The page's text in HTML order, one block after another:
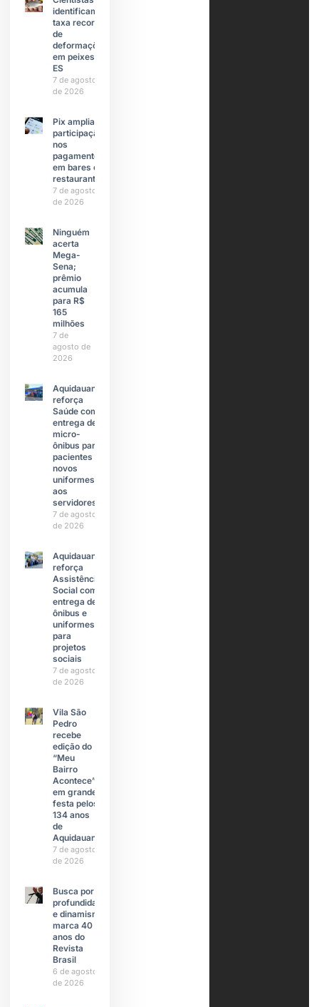
identificam
taxa recorde
de
deformações
em peixes do
ES
7 de agosto
de 2026
Pix amplia
participação
nos
pagamentos
em bares e
restaurantes
7 de agosto
de 2026
Ninguém
acerta
Mega-
Sena;
prêmio
acumula
para R$
165
milhões
7 de
agosto de
2026
Aquidauana
reforça
Saúde com
entrega de
micro-
ônibus para
pacientes e
novos
uniformes
aos
servidores
7 de agosto
de 2026
Aquidauana
reforça
Assistência
Social com
entrega de
ônibus e
uniformes
para
projetos
sociais
7 de agosto
de 2026
Vila São
Pedro
recebe
edição do
“Meu
Bairro
Acontece”
em grande
festa pelos
134 anos
de
Aquidauana
7 de agosto
de 2026
Busca por
profundidade
e dinamismo
marca 40
anos do
Revista
Brasil
6 de agosto
de 2026